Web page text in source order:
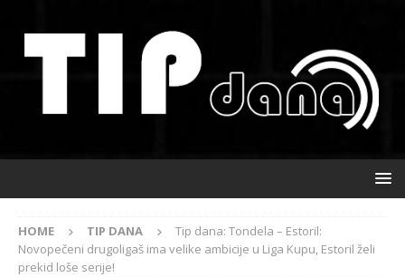
HOME TIP DANA
Tip dana: Tondela – Estoril:
Novopečeni drugoligaš ima velike ambicije u Liga Kupu, Estoril želi
prekid loše serije!